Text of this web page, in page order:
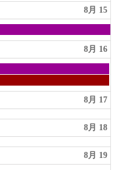
8月 15
8月 16
8月 17
8月 18
8月 19